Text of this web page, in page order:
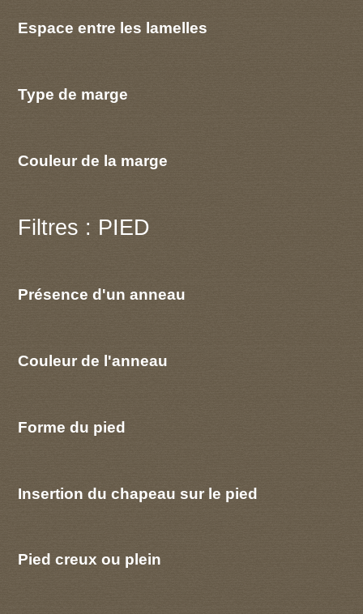
Espace entre les lamelles
Type de marge
Couleur de la marge
Filtres : PIED
Présence d'un anneau
Couleur de l'anneau
Forme du pied
Insertion du chapeau sur le pied
Pied creux ou plein